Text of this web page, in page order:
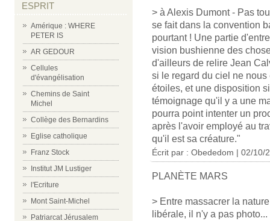
ESPRIT
Amérique : WHERE
PETER IS
AR GEDOUR
Cellules
d'évangélisation
Chemins de Saint
Michel
Collège des Bernardins
Eglise catholique
Franz Stock
Institut JM Lustiger
l'Ecriture
Mont Saint-Michel
Patriarcat Jérusalem
> à Alexis Dumont - Pas
se fait dans la convention
pourtant ! Une partie
vision bushienne des
d'ailleurs de relire Jean
si le regard du ciel ne nous
étoiles, et une disposition
témoignage qu'il y a une
pourra point intenter un
après l'avoir employé au
qu'il est sa créature."
Écrit par : Obededom | 02/10/
PLANÈTE MARS
> Entre massacrer la
libérale, il n'y a pas photo...